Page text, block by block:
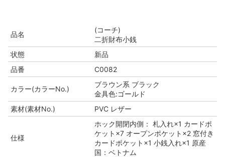
品名
(コーチ)
二折財布小銭
状態
新品
品番
C0082
カラー(カラーNo.)
ブラウン系 ブラック
金具色:ゴールド
素材(素材No.)
PVC レザー
仕様
ホック開閉内側： 札入れ×1 カードポ
ケット×7 オープンポケット×2 窓付き
カードポケット×1 小銭入れ×1 原産
国：ベトナム